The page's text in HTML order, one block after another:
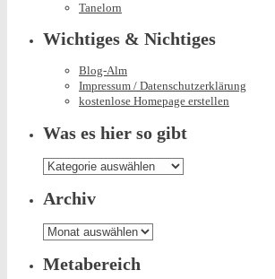
Tanelorn
Wichtiges & Nichtiges
Blog-Alm
Impressum / Datenschutzerklärung
kostenlose Homepage erstellen
Was es hier so gibt
Was
es
hier
so
gibt
Archiv
Archiv
Metabereich